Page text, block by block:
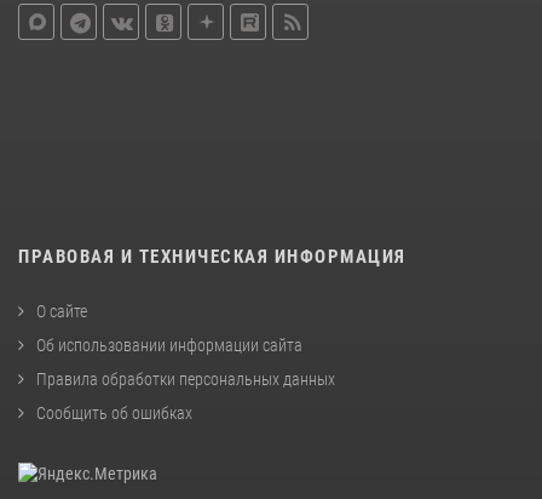
ПРАВОВАЯ И ТЕХНИЧЕСКАЯ ИНФОРМАЦИЯ
О сайте
Об использовании информации сайта
Правила обработки персональных данных
Сообщить об ошибках